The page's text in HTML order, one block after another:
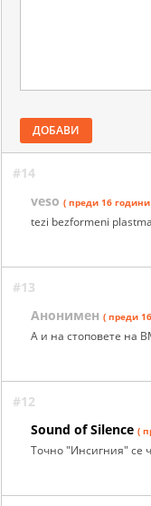
ДОБАВИ
#14
veso ( преди 16
tezi bezformeni
#13
Анонимен ( преди
А и на стоповете на
#12
Sound of Silence (
Точно "Инсигния" се